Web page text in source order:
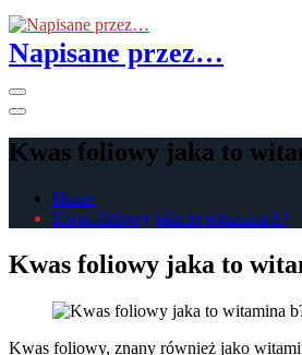
Skip
to
the
Napisane przez…
Kwas foliowy jaka to
Home
Kwas foliowy jaka to witamina b?
Kwas foliowy jaka to
Kwas foliowy, znany również jako